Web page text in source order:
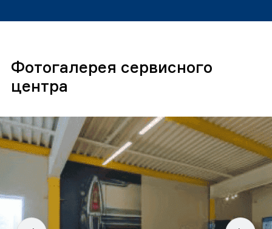
Фотогалерея сервисного
центра